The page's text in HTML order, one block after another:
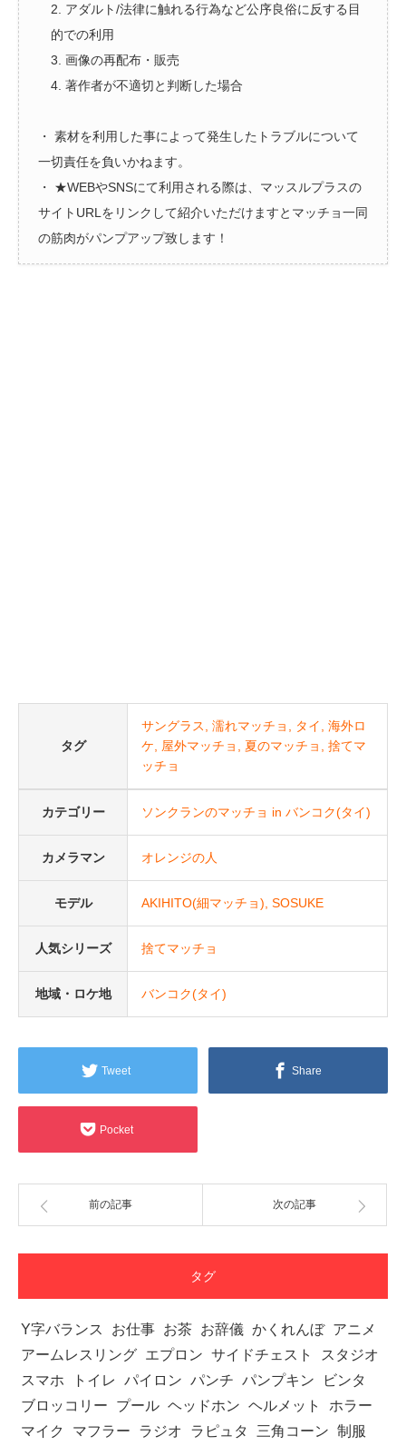
2. アダルト/法律に触れる行為など公序良俗に反する目
的での利用
3. 画像の再配布・販売
4. 著作者が不適切と判断した場合
・ 素材を利用した事によって発生したトラブルについて
一切責任を負いかねます。
・ ★WEBやSNSにて利用される際は、マッスルプラスの
サイトURLをリンクして紹介いただけますとマッチョ一同
の筋肉がパンプアップ致します！
タグ
サングラス 濡れマッチョ タイ
海外ロ
ケ
屋外マッチョ 夏のマッチョ
捨てマ
ッチョ
カテゴリー ソンクランのマッチョ in バンコク(タイ)
カメラマン オレンジの人
モデル AKIHITO(細マッチョ) SOSUKE
人気シリーズ 捨てマッチョ
地域・ロケ地 バンコク(タイ)
Tweet Share
Pocket
前の記事 次の記事
タグ
Y字バランス お仕事 お茶 お辞儀 かくれんぼ アニメ
アームレスリング エプロン サイドチェスト
スタジオ
スマホ
トイレ パイロン パンチ パンプキン
ビンタ
ブロッコリー
プール ヘッドホン ヘルメット
ホラー
マイク
マフラー ラジオ ラピュタ 三角コーン 制服